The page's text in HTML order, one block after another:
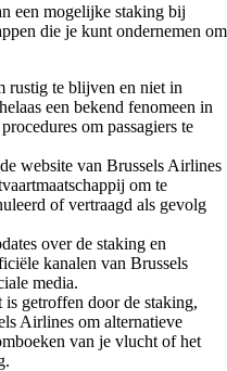
een mogelijke staking bij
die je kunt ondernemen om
rustig te blijven en niet in
een bekend fenomeen in
om passagiers te
website van Brussels Airlines
om te
of vertraagd als gevolg
over de staking en
kanalen van Brussels
media.
getroffen door de staking,
Airlines om alternatieve
van je vlucht of het